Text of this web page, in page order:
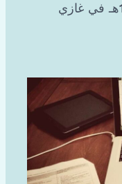
امساكية رمضان 2022 – 1443هـ في غازي